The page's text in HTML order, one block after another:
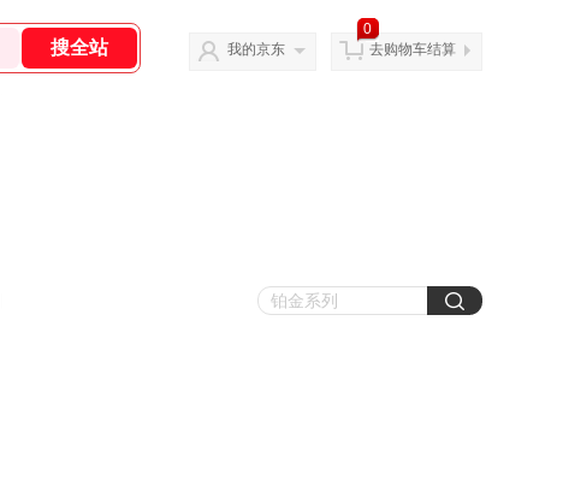
我的京东
0
去购物车结算